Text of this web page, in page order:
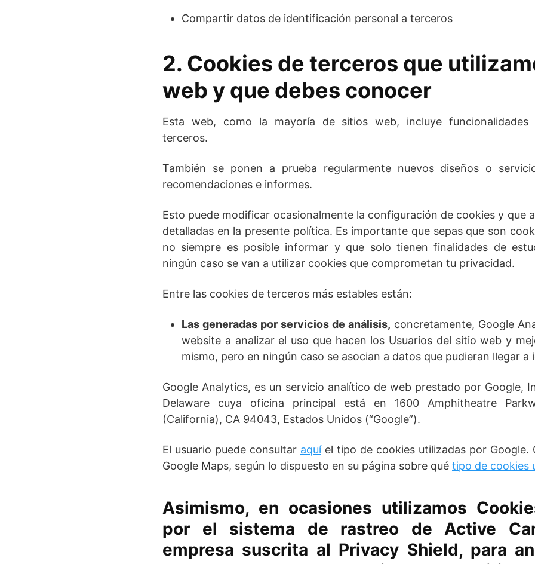
Compartir datos de identificación personal a terceros
2. Cookies de terceros que
web y que debes conocer
Esta web, como la mayoría de sitios web, incluye funcionalidades
terceros.
También se ponen a prueba regularmente nuevos diseños o
recomendaciones e informes.
Esto puede modificar ocasionalmente la configuración de cookies y que
detalladas en la presente política. Es importante que sepas que son
no siempre es posible informar y que solo tienen finalidades de
ningún caso se van a utilizar cookies que comprometan tu privacidad.
Entre las cookies de terceros más estables están:
Las generadas por servicios de análisis, concretamente, Google
website a analizar el uso que hacen los Usuarios del sitio web y
mismo, pero en ningún caso se asocian a datos que pudieran llegar a
Google Analytics, es un servicio analítico de web prestado por Google,
Delaware cuya oficina principal está en 1600 Amphitheatre
(California), CA 94043, Estados Unidos (“Google”).
El usuario puede consultar aquíel tipo de cookies utilizadas por Google.
Google Maps, según lo dispuesto en su página sobre qué tipo de cookies
Asimismo, en ocasiones utilizamos
por el sistema de rastreo de Active
empresa suscrita al Privacy Shield, para